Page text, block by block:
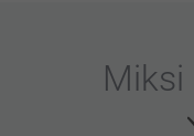
Miksi